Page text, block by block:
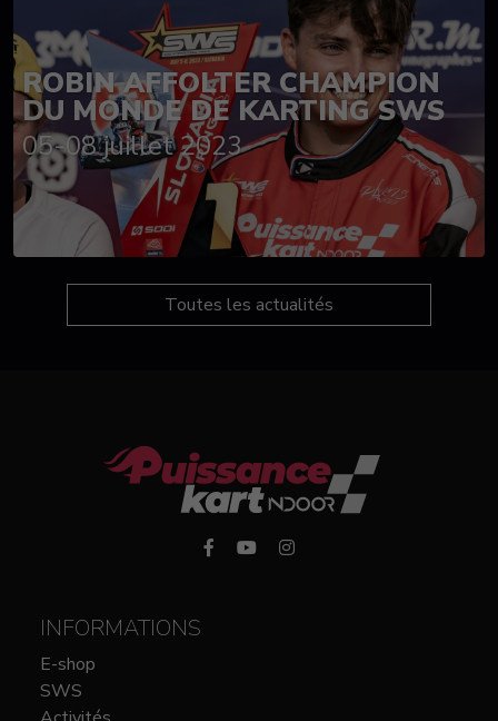
ROBIN AFFOLTER CHAMPION
DU MONDE DE KARTING SWS
05-08 juillet 2023
Toutes les actualités
INFORMATIONS
E-shop
SWS